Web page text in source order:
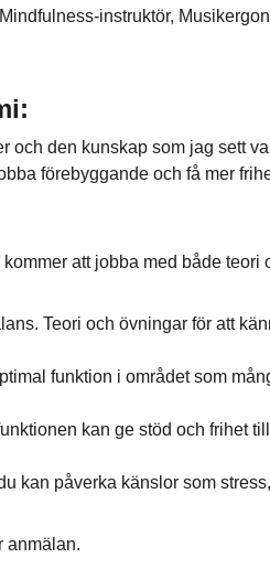
instruktör,
och den kunskap som jag sett
förebyggande och få mer
att jobba med både teori
Teori och övningar för att
funktion i området som
kan ge stöd och frihet
kan påverka känslor som
anmälan.